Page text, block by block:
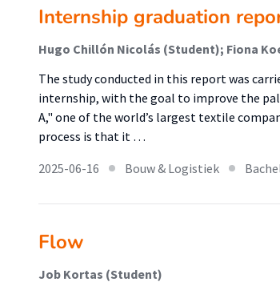
Internship graduation
Hugo Chillón Nicolás (Student); Fiona
The study conducted in this report was
internship, with the goal to improve the
A," one of the world’s largest textile
process is that it …
2025-06-16
Bouw & Logistiek
Flow
Job Kortas (Student)